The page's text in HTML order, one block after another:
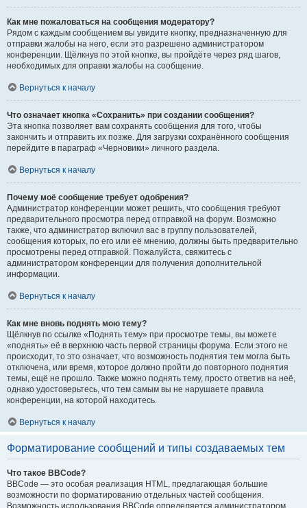
Как мне пожаловаться на сообщения модератору?
Рядом с каждым сообщением вы увидите кнопку, предназначенную для
отправки жалобы на него, если это разрешено администратором
конференции. Щёлкнув по этой кнопке, вы пройдёте через ряд шагов,
необходимых для оправки жалобы на сообщение.
Вернуться к началу
Что означает кнопка «Сохранить» при создании сообщения?
Эта кнопка позволяет вам сохранять сообщения для того, чтобы
закончить и отправить их позже. Для загрузки сохранённого сообщения
перейдите в параграф «Черновики» личного раздела.
Вернуться к началу
Почему моё сообщение требует одобрения?
Администратор конференции может решить, что сообщения требуют
предварительного просмотра перед отправкой на форум. Возможно
также, что администратор включил вас в группу пользователей,
сообщения которых, по его или её мнению, должны быть предварительно
просмотрены перед отправкой. Пожалуйста, свяжитесь с
администратором конференции для получения дополнительной
информации.
Вернуться к началу
Как мне вновь поднять мою тему?
Щёлкнув по ссылке «Поднять тему» при просмотре темы, вы можете
«поднять» её в верхнюю часть первой страницы форума. Если этого не
происходит, то это означает, что возможность поднятия тем могла быть
отключена, или время, которое должно пройти до повторного поднятия
темы, ещё не прошло. Также можно поднять тему, просто ответив на неё,
однако удостоверьтесь, что тем самым вы не нарушаете правила
конференции, на которой находитесь.
Вернуться к началу
Форматирование сообщений и типы создаваемых тем
Что такое BBCode?
BBCode — это особая реализация HTML, предлагающая большие
возможности по форматированию отдельных частей сообщения.
Возможность использования BBCode определяется администратором,